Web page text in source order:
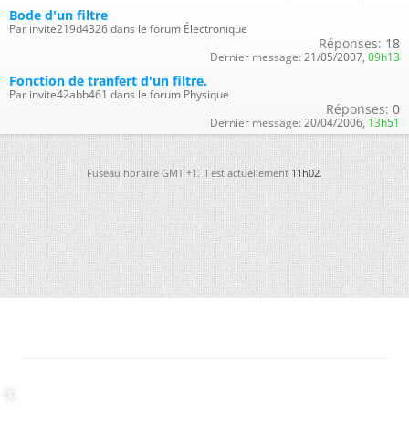
Bode d'un filtre
Par invite219d4326 dans le forum Électronique
Réponses: 18
Dernier message: 21/05/2007, 09h13
Fonction de tranfert d'un filtre.
Par invite42abb461 dans le forum Physique
Réponses: 0
Dernier message: 20/04/2006, 13h51
Fuseau horaire GMT +1. Il est actuellement11h02.